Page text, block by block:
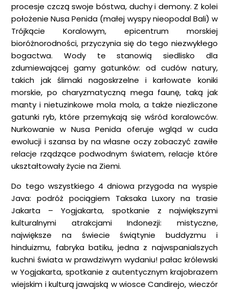
procesje czczą swoje bóstwa, duchy i demony. Z kolei
położenie Nusa Penida (małej wyspy nieopodal Bali) w
Trójkącie Koralowym, epicentrum morskiej
bioróżnorodności, przyczynia się do tego niezwykłego
bogactwa. Wody te stanowią siedlisko dla
zdumiewającej gamy gatunków: od cudów natury,
takich jak ślimaki nagoskrzelne i karłowate koniki
morskie, po charyzmatyczną mega faunę, taką jak
manty i nietuzinkowe mola mola, a także niezliczone
gatunki ryb, które przemykają się wśród koralowców.
Nurkowanie w Nusa Penida oferuje wgląd w cuda
ewolucji i szansa by na własne oczy zobaczyć zawiłe
relacje rządzące podwodnym światem, relacje które
ukształtowały życie na Ziemi.
Do tego wszystkiego 4 dniowa przygoda na wyspie
Java: podróż pociągiem Taksaka Luxory na trasie
Jakarta – Yogjakarta, spotkanie z największymi
kulturalnymi atrakcjami Indonezji: mistyczne,
największe na świecie świątynie buddyzmu i
hinduizmu, fabryka batiku, jedna z najwspanialszych
kuchni świata w prawdziwym wydaniu! pałac królewski
w Yogjakarta, spotkanie z autentycznym krajobrazem
wiejskim i kulturą jawajską w wiosce Candirejo, wieczór